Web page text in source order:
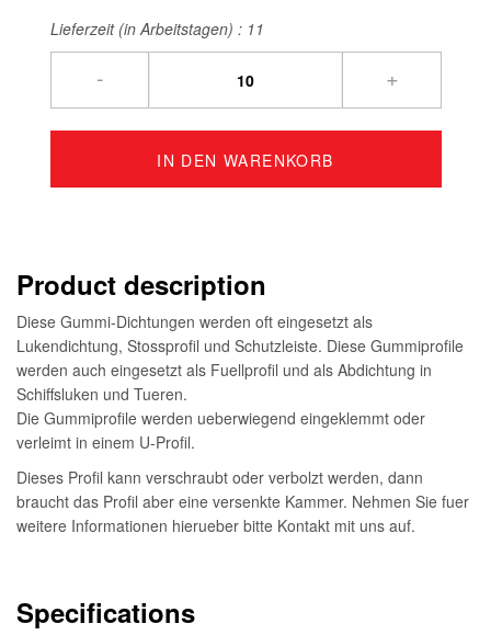
Lieferzeit (in Arbeitstagen) : 11
- +
IN DEN WARENKORB
Product description
Diese Gummi-Dichtungen werden oft eingesetzt als
Lukendichtung, Stossprofil und Schutzleiste. Diese Gummiprofile
werden auch eingesetzt als Fuellprofil und als Abdichtung in
Schiffsluken und Tueren.
Die Gummiprofile werden ueberwiegend eingeklemmt oder
verleimt in einem U-Profil.
Dieses Profil kann verschraubt oder verbolzt werden, dann
braucht das Profil aber eine versenkte Kammer. Nehmen Sie fuer
weitere Informationen hierueber bitte Kontakt mit uns auf.
Specifications